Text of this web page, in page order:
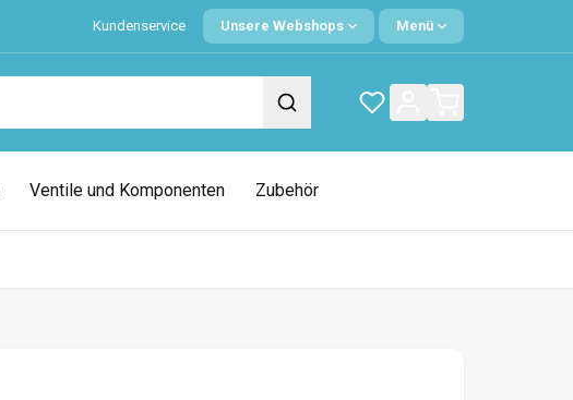
Kundenservice Unsere Webshops Menü
Ventile und Komponenten Zubehör